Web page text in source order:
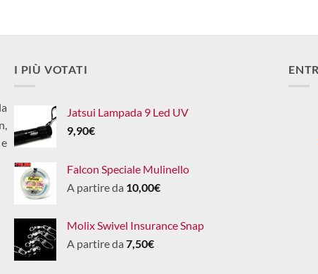
I PIÙ VOTATI
Jatsui Lampada 9 Led UV
9,90€
Falcon Speciale Mulinello
A partire da 10,00€
Molix Swivel Insurance Snap
A partire da 7,50€